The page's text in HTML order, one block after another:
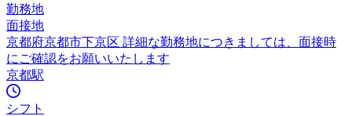
勤務地
面接地
京都府京都市下京区 詳細な勤務地につきましては、面接時
にご確認をお願いいたします
京都駅
シフト